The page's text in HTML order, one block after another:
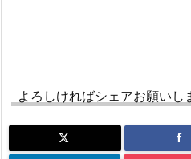
よろしければシェアお願いし